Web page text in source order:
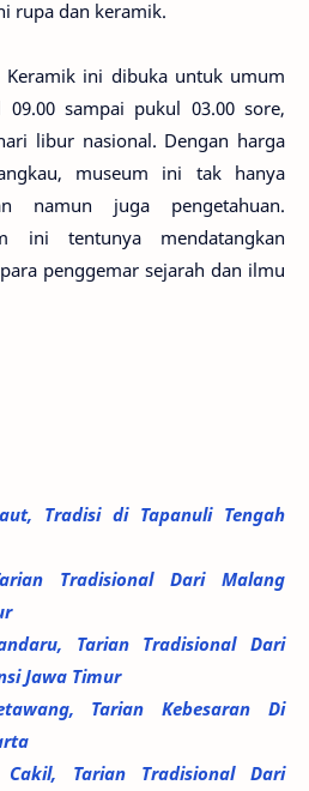
rupa dan keramik.
Keramik ini dibuka untuk umum
sampai pukul 03.00 sore,
libur nasional. Dengan harga
museum ini tak hanya
namun juga pengetahuan.
ini tentunya mendatangkan
penggemar sejarah dan ilmu
Tradisi di Tapanuli Tengah
Tradisional Dari Malang
Tarian Tradisional Dari
Jawa Timur
Tarian Kebesaran Di
Cakil, Tarian Tradisional Dari